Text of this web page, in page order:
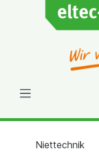
Niettechnik